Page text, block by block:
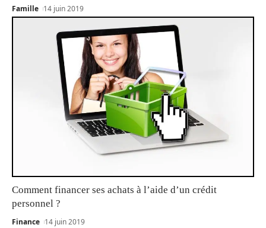
Famille 14 juin 2019
Comment financer ses achats à l’aide d’un crédit
personnel ?
Finance 14 juin 2019